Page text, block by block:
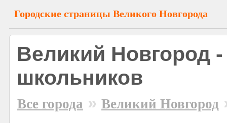
Городские страницы Великого Новгорода
Великий Новгород
школьников
Все города » Великий Новгород